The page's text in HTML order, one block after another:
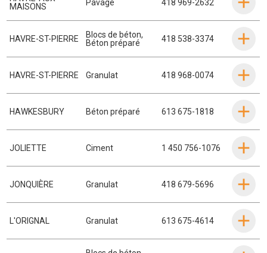
MAISONS
Pavage 418 969-2632
HAVRE-ST-PIERRE Blocs de béton,
Béton préparé
418 538-3374
HAVRE-ST-PIERRE Granulat 418 968-0074
HAWKESBURY Béton préparé 613 675-1818
JOLIETTE Ciment 1 450 756-1076
JONQUIÈRE Granulat 418 679-5696
L'ORIGNAL Granulat 613 675-4614